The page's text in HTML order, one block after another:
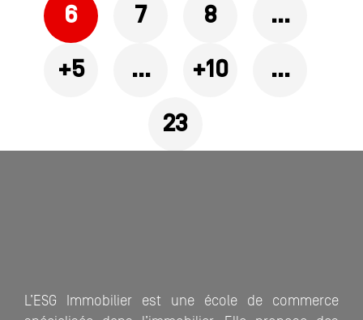
6
7 8
…
+5
… +10
…
23
L’ESG Immobilier est une école de commerce